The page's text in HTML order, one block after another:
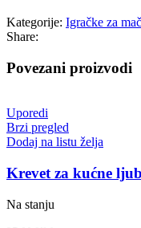
Kategorije: Igračke za
Share:
Povezani proizvodi
Uporedi
Brzi pregled
Dodaj na listu želja
Krevet za kućne
Na stanju